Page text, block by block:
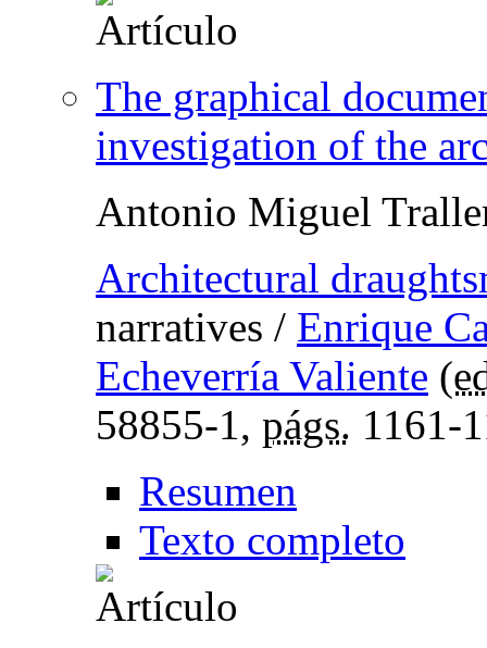
The graphical
investigation of the
Antonio Miguel
Architectural
narratives / Enrique
Echeverría Valiente (
58855-1, págs. 1161-
Resumen
Texto completo